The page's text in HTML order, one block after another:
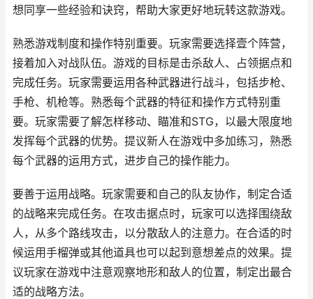
想同享一些经验和诀窍，帮助大家更好地玩转这款游戏。
熟悉游戏制度和操作特别重要。玩家需要选择壹个阵营，
接着加入对战队伍。游戏的目标是击杀敌人、占领据点和
完成任务。玩家需要运用各种武器进行战斗，包括步枪、
手枪、机枪等。熟悉每个武器的特征和操作方式特别重
要。玩家需要了解怎样移动、瞄准和STG，以最大限度地
发挥每个武器的优势。提议新人在游戏中多加练习，熟悉
每个武器的运用方式，进步自己的操作能力。
要善于运用战略。玩家需要和自己的队友协作，制定合适
的战略来完成任务。在攻击据点时，玩家可以选择围绕敌
人，从多个路线攻击，以分散敌人的注意力。在合适的时
候运用手榴弹或其他道具也可以起到意想差点的效果。提
议玩家在游戏中注意观察地形和敌人的位置，制定出最合
适的战略方法。